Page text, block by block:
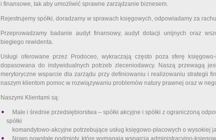
i finansowe, tak aby umożliwić sprawne zarządzanie biznesem.
Rejestrujemy spółki, doradzamy w sprawach księgowych, odpowiadamy za
Przeprowadzamy badanie audyt finansowy, audyt dotacji unijnych oraz
biegłego rewidenta.
Usługi oferowane przez Prodoceo, wykraczają często poza sferę
dopasowana do indywidualnych potrzeb zleceniodawcy. Naszą przewagą
merytoryczne wsparcie dla zarządu przy definiowaniu i realizowaniu strategii
naszym klientom pomoc w rozwiązywaniu problemów natury prawnej oraz w
Naszymi Klientami są:
Małe i średnie przedsiębiorstwa – spółki akcyjne i spółki z ograniczoną
spółki
komandytowo-akcyjne potrzebujące usług księgowo-płacowych o wysokiej
Nowo powstałe podmioty, które wymagają wsparcia administracyjno-